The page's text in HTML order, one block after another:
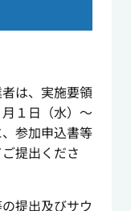
は、実施要領
１日（水）～
参加申込書等
提出くださ
提出及びサウ